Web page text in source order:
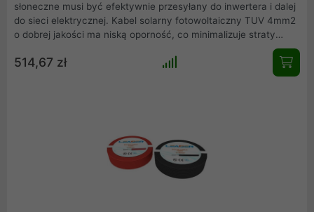
słoneczne musi być efektywnie przesyłany do inwertera i dalej
do sieci elektrycznej. Kabel solarny fotowoltaiczny TUV 4mm2
o dobrej jakości ma niską oporność, co minimalizuje straty
zyskujemy wyższą wydajność i maksymalne wykorzystanie
energii wyprodukowanej przez panele. Inwestycja w dobry
514,67 zł